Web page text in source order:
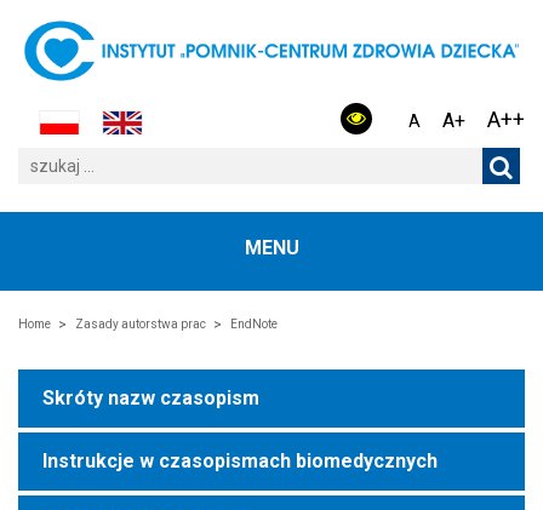
A A+ A++
MENU
Home Zasady autorstwa prac EndNote
Skróty nazw czasopism
Instrukcje w czasopismach biomedycznych